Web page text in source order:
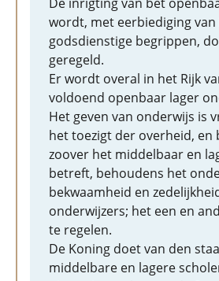
wordt, met eerbiediging van
godsdienstige begrippen,
geregeld.
Er wordt overal in het Rijk
voldoend openbaar lager
Het geven van onderwijs is
het toezigt der overheid, en
zoover het middelbaar en
betreft, behoudens het
bekwaamheid en
onderwijzers; het een en
te regelen.
De Koning doet van den
middelbare en lagere